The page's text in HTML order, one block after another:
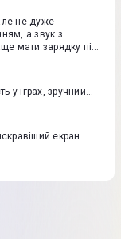
не дуже
а звук з
мати зарядку під
у іграх, зручний
екран